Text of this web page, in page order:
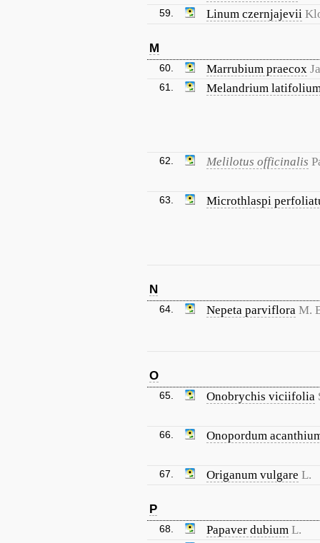
59. Linum czernjajevii
M
60. Marrubium praecox
61. Melandrium
62. Melilotus officinalis
63. Microthlaspi
N
64. Nepeta parviflora M.
O
65. Onobrychis viciifolia
66. Onopordum
67. Origanum vulgare L.
P
68. Papaver dubium L.